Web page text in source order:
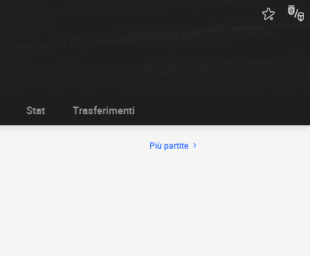
Stat Trasferimenti
Più partite